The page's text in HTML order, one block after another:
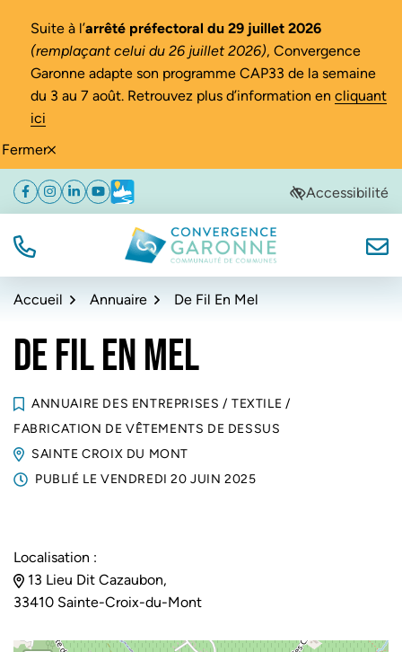
Fermer
Suite à l’arrêté préfectoral du 29 juillet 2026
(remplaçant celui du 26 juillet 2026), Convergence
Garonne adapte son programme CAP33 de la semaine
du 3 au 7 août. Retrouvez plus d’information en cliquant
ici
Aller
navigation
Aller
au
Aller
au
de
Facebook
(ouverture dans un nouvel onglet)
Instagram
(ouverture dans un nouvel onglet)
Linkedin
(ouverture dans un nouvel onglet)
YouTube
(ouverture dans un nouvel onglet)
Météo
(ouverture dans un nouvel onglet)Accessibilité
TÉL. Convergence Garonne
Accueil Annuaire De Fil En Mel
DE FIL EN MEL
ANNUAIRE DES ENTREPRISES / TEXTILE /
FABRICATION DE VÊTEMENTS DE DESSUS
SAINTE CROIX DU MONT
PUBLIÉ LE VENDREDI 20 JUIN 2025
Localisation :
13 Lieu Dit Cazaubon,
33410 Sainte-Croix-du-Mont